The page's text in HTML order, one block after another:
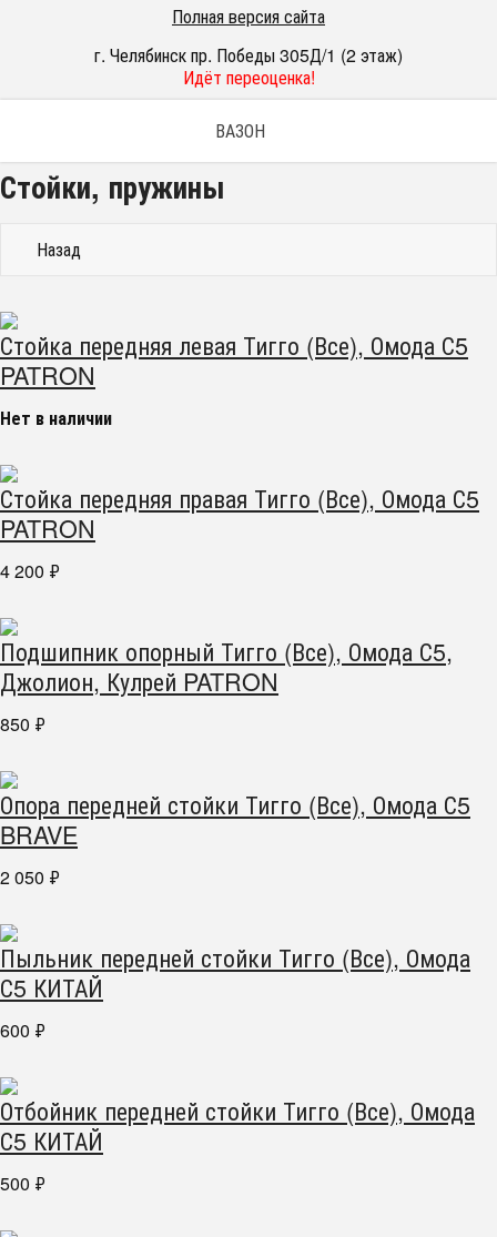
Полная версия сайта
г. Челябинск пр. Победы 305Д/1 (2 этаж)
Идёт переоценка!
ВАЗОН
Стойки, пружины
Назад
Стойка передняя левая Тигго (Все), Омода С5
PATRON
Нет в наличии
Стойка передняя правая Тигго (Все), Омода С5
PATRON
4 200 ₽
Подшипник опорный Тигго (Все), Омода С5,
Джолион, Кулрей PATRON
850 ₽
Опора передней стойки Тигго (Все), Омода С5
BRAVE
2 050 ₽
Пыльник передней стойки Тигго (Все), Омода
С5 КИТАЙ
600 ₽
Отбойник передней стойки Тигго (Все), Омода
С5 КИТАЙ
500 ₽